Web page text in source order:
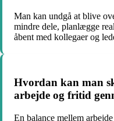
Man kan undgå at blive
mindre dele, planlægge
åbent med kollegaer og
Hvordan kan man
arbejde og fritid
En balance mellem